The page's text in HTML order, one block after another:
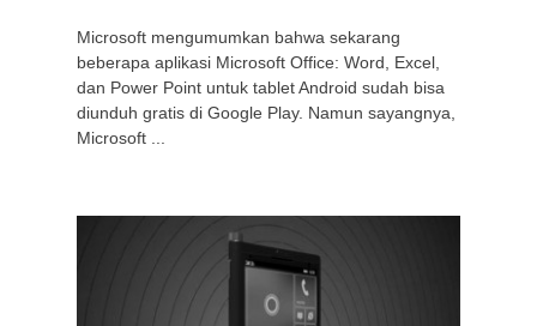
Microsoft mengumumkan bahwa sekarang
beberapa aplikasi Microsoft Office: Word, Excel,
dan Power Point untuk tablet Android sudah bisa
diunduh gratis di Google Play. Namun sayangnya,
Microsoft ...